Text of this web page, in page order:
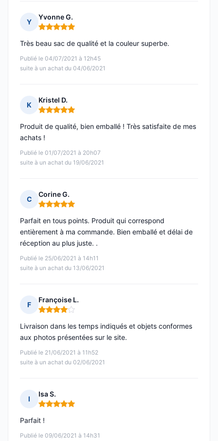
Y
Yvonne G.
Note : 5 sur 5
Publié le 04/07/2021 à 12h45
suite à un achat du 04/06/2021
Très beau sac de qualité et la couleur superbe.
K
Kristel D.
Note : 5 sur 5
Publié le 01/07/2021 à 20h07
suite à un achat du 19/06/2021
Produit de qualité, bien emballé ! Très satisfaite de mes
achats !
C
Corine G.
Note : 5 sur 5
Publié le 25/06/2021 à 14h11
suite à un achat du 13/06/2021
Parfait en tous points. Produit qui correspond
entièrement à ma commande. Bien emballé et délai de
réception au plus juste. .
F
Françoise L.
Note : 4 sur 5
Publié le 21/06/2021 à 11h52
suite à un achat du 02/06/2021
Livraison dans les temps indiqués et objets conformes
aux photos présentées sur le site.
I
Isa S.
Note : 5 sur 5
Publié le 09/06/2021 à 14h31
Parfait !